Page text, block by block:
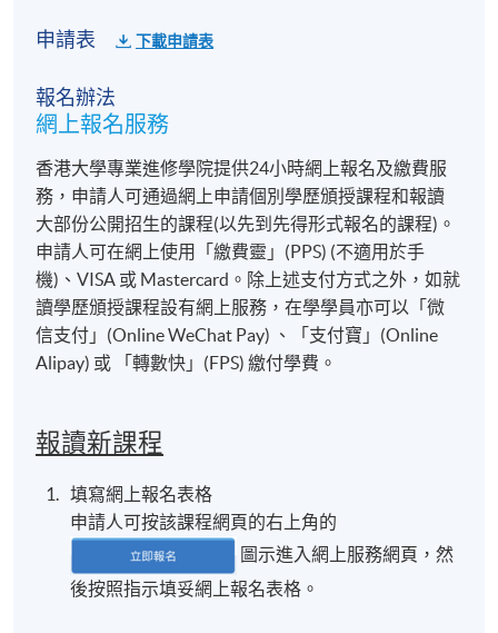
申請表 下載申請表
報名辦法
網上報名服務
香港大學專業進修學院提供24小時網上報名及繳費服
務，申請人可通過網上申請個別學歷頒授課程和報讀
大部份公開招生的課程(以先到先得形式報名的課程)。
申請人可在網上使用「繳費靈」(PPS) (不適用於手
機)、VISA 或 Mastercard。除上述支付方式之外，如就
讀學歷頒授課程設有網上服務，在學學員亦可以「微
信支付」(Online WeChat Pay) 、「支付寶」(Online
Alipay) 或 「轉數快」(FPS) 繳付學費。
報讀新課程
填寫網上報名表格
申請人可按該課程網頁的右上角的
圖示進入網上服務網頁，然
後按照指示填妥網上報名表格。